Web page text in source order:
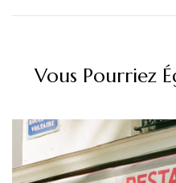
Vous Pourriez